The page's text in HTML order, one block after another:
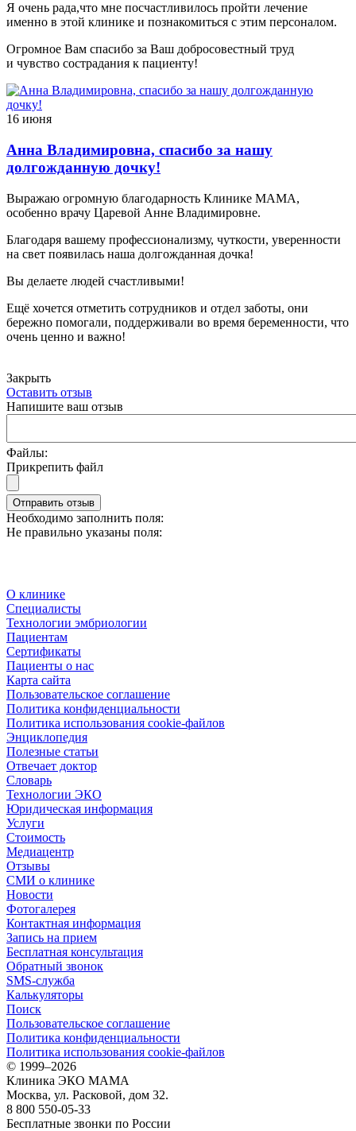
Я очень рада,что мне посчастливилось пройти лечение
именно в этой клинике и познакомиться с этим персоналом.
Огромное Вам спасибо за Ваш добросовестный труд
и чувство сострадания к пациенту!
16 июня
Анна Владимировна, спасибо за нашу
долгожданную дочку!
Выражаю огромную благодарность Клинике МАМА,
особенно врачу Царевой Анне Владимировне.
Благодаря вашему профессионализму, чуткости, уверенности
на свет появилась наша долгожданная дочка!
Вы делаете людей счастливыми!
Ещё хочется отметить сотрудников и отдел заботы, они
бережно помогали, поддерживали во время беременности, что
очень ценно и важно!
Закрыть
Оставить отзыв
Напишите ваш отзыв
Файлы:
Прикрепить файл
Отправить отзыв
Необходимо заполнить поля:
Не правильно указаны поля:
О клинике
Специалисты
Технологии эмбриологии
Пациентам
Сертификаты
Пациенты о нас
Карта сайта
Пользовательское соглашение
Политика конфиденциальности
Политика использования cookie-файлов
Энциклопедия
Полезные статьи
Отвечает доктор
Словарь
Технологии ЭКО
Юридическая информация
Услуги
Стоимость
Медиацентр
Отзывы
СМИ о клинике
Новости
Фотогалерея
Контактная информация
Запись на прием
Бесплатная консультация
Обратный звонок
SMS-служба
Калькуляторы
Поиск
Пользовательское соглашение
Политика конфиденциальности
Политика использования cookie-файлов
© 1999–2026
Клиника ЭКО МАМА
Москва, ул. Расковой, дом 32.
8 800 550-05-33
Бесплатные звонки по России